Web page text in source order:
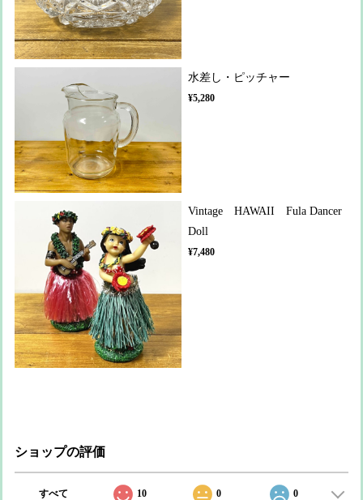
水差し・ピッチャー
¥5,280
Vintage HAWAII Fula Dancer
Doll
¥7,480
ショップの評価
すべて 10 0 0